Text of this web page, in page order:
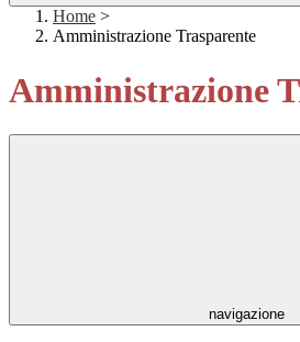
Home >
Amministrazione Trasparente
Amministrazione
navigazione